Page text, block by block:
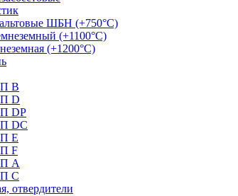
ШБН (+750°С)
(+1100°С)
(+1200°С)
B
D
DP
DС
E
F
А
С
отвердители